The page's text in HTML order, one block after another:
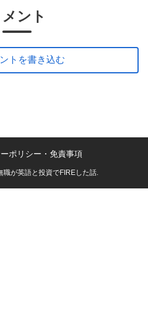
メント
トを書き込む
ポリシー・免責事項
が英語と投資でFIREした話.